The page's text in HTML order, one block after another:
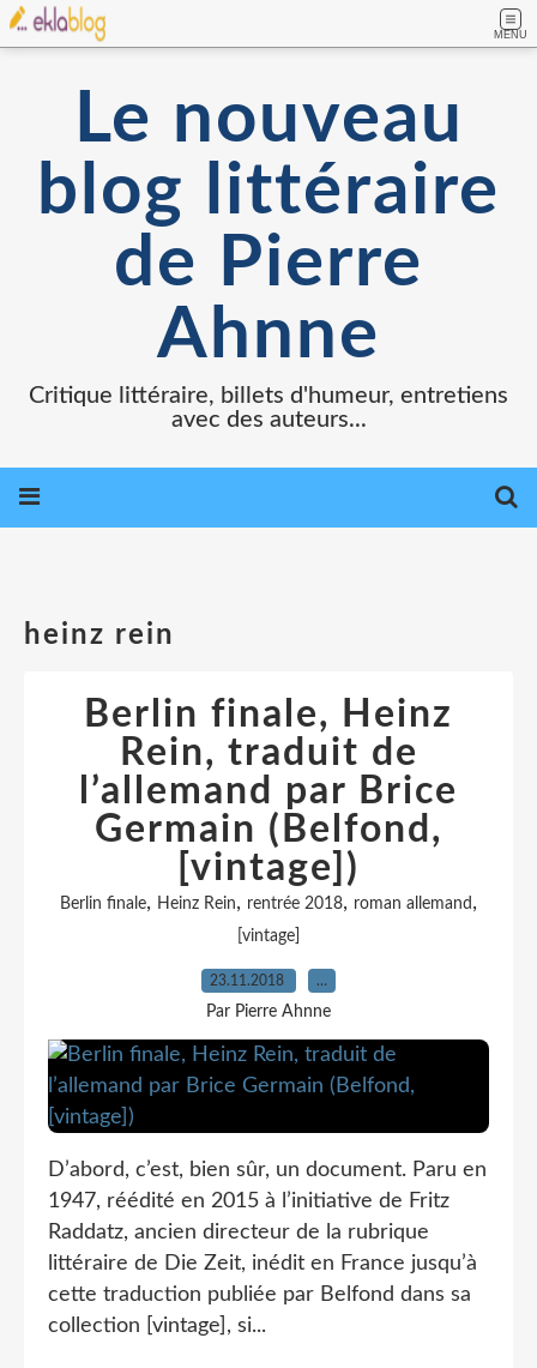
MENU
Le nouveau
blog littéraire
de Pierre
Ahnne
Critique littéraire, billets d'humeur, entretiens
avec des auteurs...
heinz rein
Berlin finale, Heinz
Rein, traduit de
l’allemand par Brice
Germain (Belfond,
[vintage])
Berlin finale, Heinz Rein, rentrée 2018, roman allemand ,
[vintage]
23.11.2018 …
Par Pierre Ahnne
D’abord, c’est, bien sûr, un document. Paru en
1947, réédité en 2015 à l’initiative de Fritz
Raddatz, ancien directeur de la rubrique
littéraire de Die Zeit, inédit en France jusqu’à
cette traduction publiée par Belfond dans sa
collection [vintage], si...